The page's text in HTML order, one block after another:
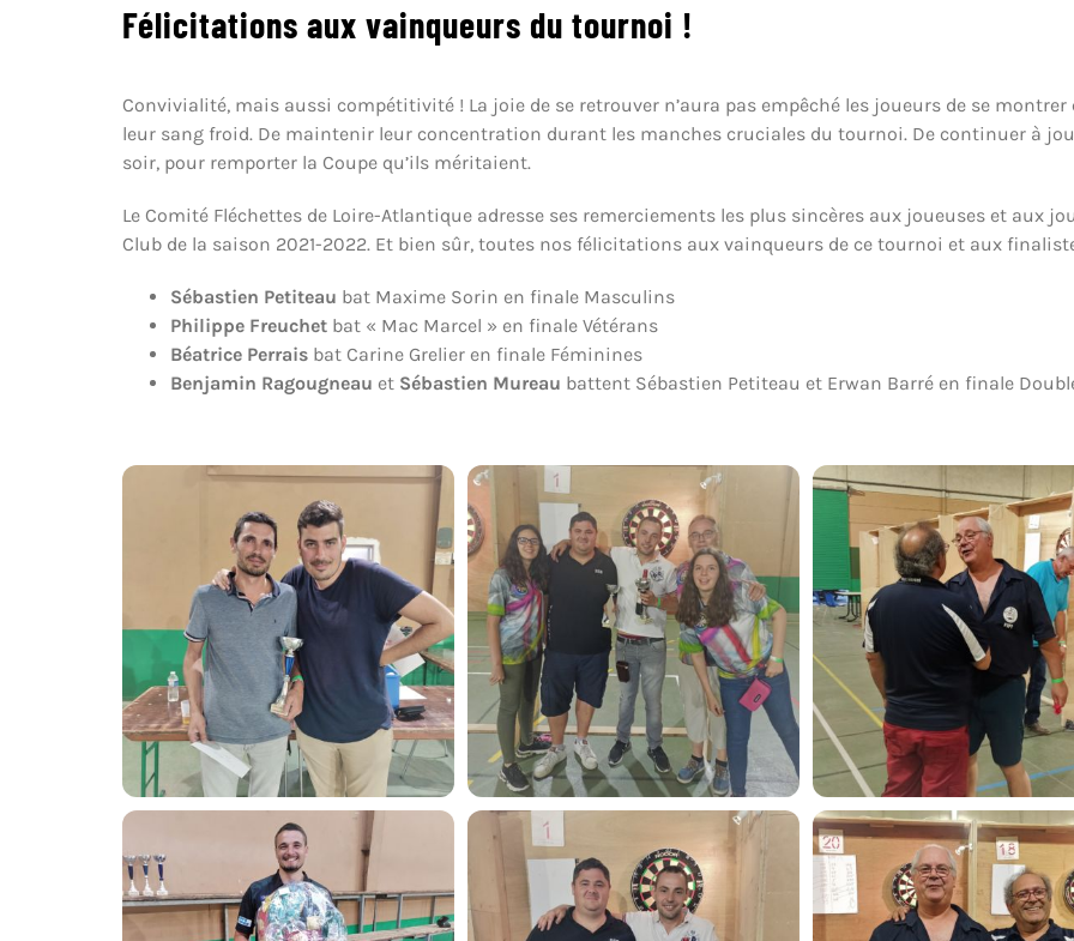
Félicitations aux vainqueurs du tournoi !
Convivialité, mais aussi compétitivité ! La joie de se retrouver n’aura pas empêché les joueurs de se
leur sang froid. De maintenir leur concentration durant les manches cruciales du tournoi. De continuer à
soir, pour remporter la Coupe qu’ils méritaient.
Le Comité Fléchettes de Loire-Atlantique adresse ses remerciements les plus sincères aux joueuses et aux
Club de la saison 2021-2022. Et bien sûr, toutes nos félicitations aux vainqueurs de ce tournoi et aux
Sébastien Petiteau bat Maxime Sorin en finale Masculins
Philippe Freuchetbat « Mac Marcel » en finale Vétérans
Béatrice Perraisbat Carine Grelier en finale Féminines
Benjamin Ragougneau et Sébastien Mureau battent Sébastien Petiteau et Erwan Barré en finale